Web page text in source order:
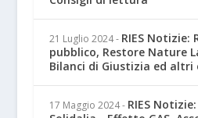
21 Luglio 2024 - RIES
pubblico, Restore Nature
Bilanci di Giustizia ed altri
17 Maggio 2024 - RIES